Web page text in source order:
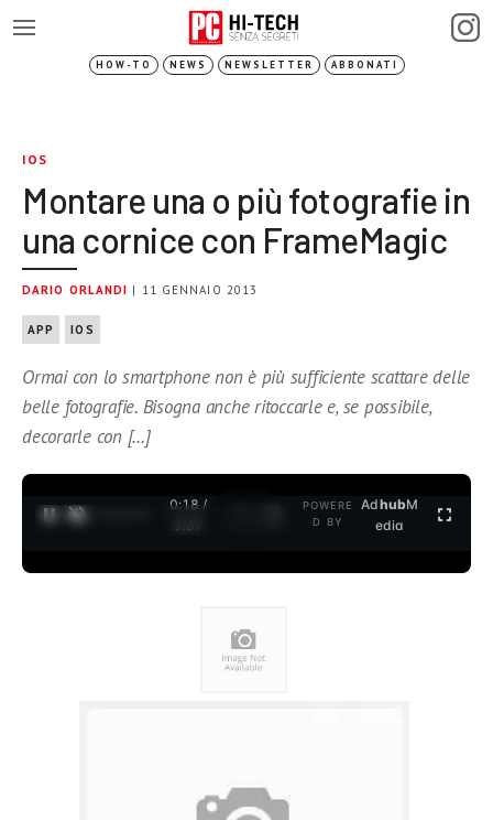
HOW-TO NEWS NEWSLETTER ABBONATI
IOS
Montare una o più fotografie in
una cornice con FrameMagic
DARIO ORLANDI | 11 GENNAIO 2013
APP IOS
Ormai con lo smartphone non è più sufficiente scattare delle
belle fotografie. Bisogna anche ritoccarle e, se possibile,
decorarle con […]
0:18 /
3:37
POWERE
D BY
AdhubM
edia